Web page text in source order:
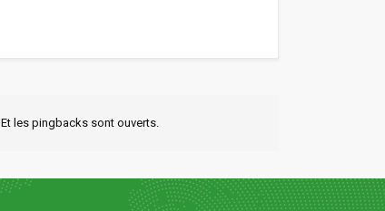
Et les pingbacks sont ouverts.